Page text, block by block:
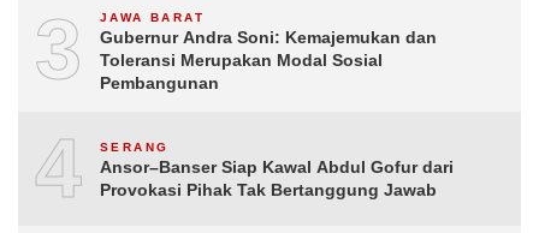
3 JAWA BARAT
Gubernur Andra Soni: Kemajemukan dan
Toleransi Merupakan Modal Sosial
Pembangunan
4 SERANG
Ansor–Banser Siap Kawal Abdul Gofur dari
Provokasi Pihak Tak Bertanggung Jawab